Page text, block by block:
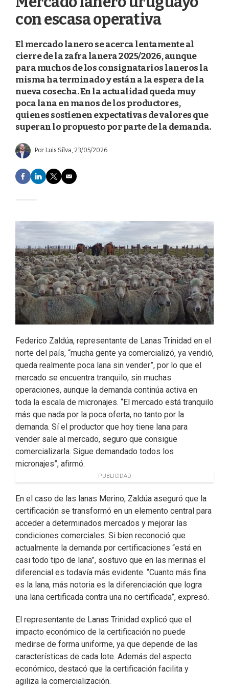
con escasa operativa
El mercado lanero se acerca lentamente al
cierre de la zafra lanera 2025/2026, aunque
para muchos de los consignatarios laneros la
misma ha terminado y están a la espera de la
nueva cosecha. En la actualidad queda muy
poca lana en manos de los productores,
quienes sostienen expectativas de valores que
superan lo propuesto por parte de la demanda.
Por Luis Silva, 23/05/2026
F
a
e
o
o
k
L
i
d
n
T
w
e
E
m
Federico Zaldúa, representante de Lanas Trinidad en el
norte del país, “mucha gente ya comercializó, ya vendió,
queda realmente poca lana sin vender”, por lo que el
mercado se encuentra tranquilo, sin muchas
operaciones, aunque la demanda continúa activa en
toda la escala de micronajes. “El mercado está tranquilo
más que nada por la poca oferta, no tanto por la
demanda. Sí el productor que hoy tiene lana para
vender sale al mercado, seguro que consigue
comercializarla. Sigue demandado todos los
micronajes”, afirmó.
PUBLICIDAD
En el caso de las lanas Merino, Zaldúa aseguró que la
certificación se transformó en un elemento central para
acceder a determinados mercados y mejorar las
condiciones comerciales. Si bien reconoció que
actualmente la demanda por certificaciones “está en
casi todo tipo de lana”, sostuvo que en las merinas el
diferencial es todavía más evidente. “Cuanto más fina
es la lana, más notoria es la diferenciación que logra
una lana certificada contra una no certificada”, expresó.
El representante de Lanas Trinidad explicó que el
impacto económico de la certificación no puede
medirse de forma uniforme, ya que depende de las
características de cada lote. Además del aspecto
económico, destacó que la certificación facilita y
agiliza la comercialización.